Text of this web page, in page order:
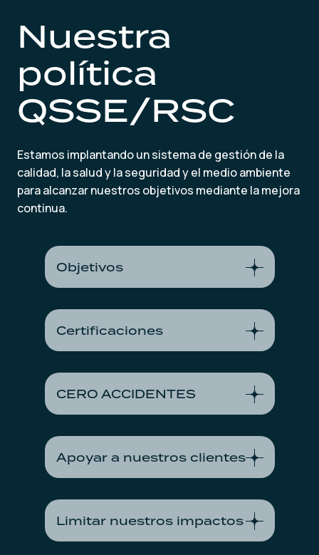
Nuestra
política
QSSE/RSC
Estamos implantando un sistema de gestión de la
calidad, la salud y la seguridad y el medio ambiente
para alcanzar nuestros objetivos mediante la mejora
continua.
Objetivos
En savoir plus
Certificaciones
En savoir plus
CERO ACCIDENTES
En savoir plus
Apoyar a nuestros clientes
En savoir plus
Limitar nuestros impactos
En savoir plus